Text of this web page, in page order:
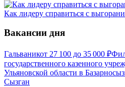
Как лидеру справиться с
Вакансии дня
Гальваникот 27 100 до 35 000 ₽
государственного казенного
Ульяновской области в
Сызган